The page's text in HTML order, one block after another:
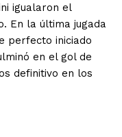
igualaron el
En la última jugada
perfecto iniciado
en el gol de
definitivo en los